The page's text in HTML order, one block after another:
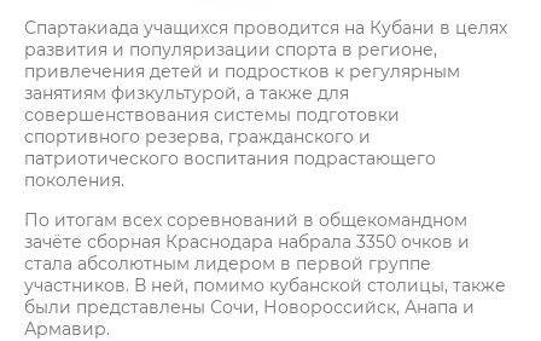
Спартакиада учащихся проводится на Кубани в целях
развития и популяризации спорта в регионе,
привлечения детей и подростков к регулярным
занятиям физкультурой, а также для
совершенствования системы подготовки
спортивного резерва, гражданского и
патриотического воспитания подрастающего
поколения.
По итогам всех соревнований в общекомандном
зачёте сборная Краснодара набрала 3350 очков и
стала абсолютным лидером в первой группе
участников. В ней, помимо кубанской столицы, также
были представлены Сочи, Новороссийск, Анапа и
Армавир.